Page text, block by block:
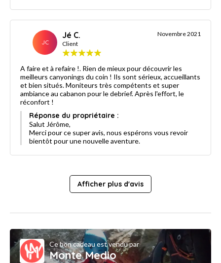
JC
Jé C.
Client
Novembre 2021
A faire et à refaire !. Rien de mieux pour découvrir les
meilleurs canyonings du coin ! Ils sont sérieux, accueillants
et bien situés. Moniteurs très compétents et super
ambiance au cabanon pour le debrief. Après l'effort, le
réconfort !
Réponse du propriétaire :
Salut Jérôme,
Merci pour ce super avis, nous espérons vous revoir
bientôt pour une nouvelle aventure.
Afficher plus d'avis
Ce bon cadeau est vendu par
Monte Medio